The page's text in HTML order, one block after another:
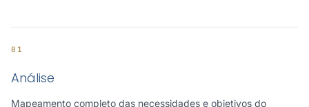
01
Análise
Mapeamento completo das necessidades e objetivos do